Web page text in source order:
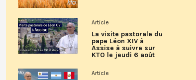
Article
La visite pastorale du
pape Léon XIV à
Assise à suivre sur
KTO le jeudi 6 août
Article